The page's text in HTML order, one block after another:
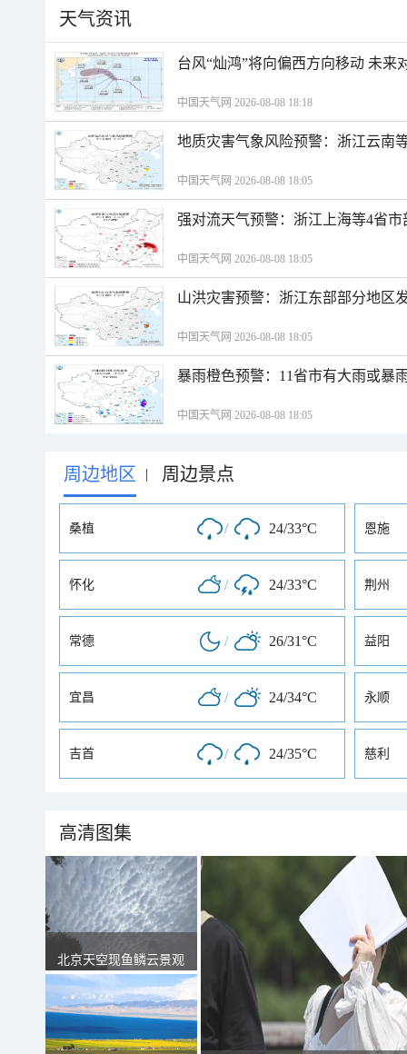
天气资讯
台风“灿鸿”将向偏西方向移动 未来
中国天气网 2026-08-08 18:18
地质灾害气象风险预警：浙江云南
中国天气网 2026-08-08 18:05
强对流天气预警：浙江上海等4省
中国天气网 2026-08-08 18:05
山洪灾害预警：浙江东部部分地区
中国天气网 2026-08-08 18:05
暴雨橙色预警：11省市有大雨或暴
中国天气网 2026-08-08 18:05
周边地区 | 周边景点
桑植 / 24/33°C 恩施
怀化 / 24/33°C 荆州
常德 / 26/31°C 益阳
宜昌 / 24/34°C 永顺
吉首 / 24/35°C 慈利
高清图集
北京天空现鱼鳞云景观